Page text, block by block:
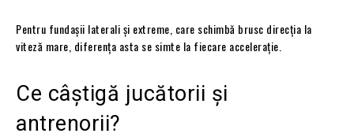
Pentru fundașii laterali și extreme, care schimbă brusc direcția la
viteză mare, diferența asta se simte la fiecare accelerație.
Ce câștigă jucătorii și
antrenorii?